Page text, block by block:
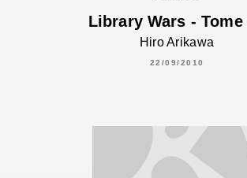
Library Wars - Tome
Hiro Arikawa
22/09/2010